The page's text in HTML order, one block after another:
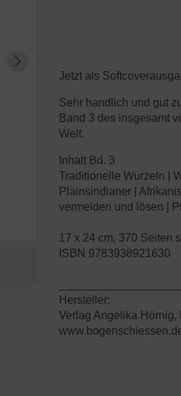
Jetzt als
Sehr handlich und gut
Band 3 des insgesamt
Welt.
Inhalt Bd. 3
Traditionelle Wurzeln |
Plainsindianer |
vermeiden und lösen |
17 x 24 cm, 370 Seiten
ISBN 9783938921630
Hersteller:
Verlag Angelika